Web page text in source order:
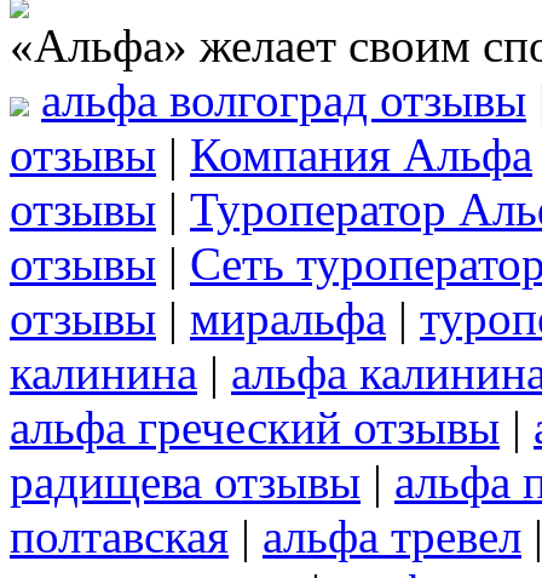
«Альфа» желает своим
альфа волгоград отзывы
отзывы | Компания Альфа
отзывы | Туроператор
отзывы | Сеть
отзывы | миральфа |
калинина | альфа
альфа греческий отзывы |
радищева отзывы | альфа
полтавская | альфа тревел